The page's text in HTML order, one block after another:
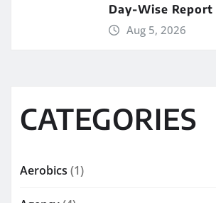
Day-Wise Report
Aug 5, 2026
CATEGORIES
Aerobics (1)